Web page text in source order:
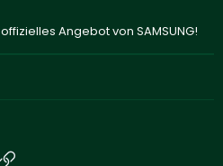
offizielles Angebot von SAMSUNG!